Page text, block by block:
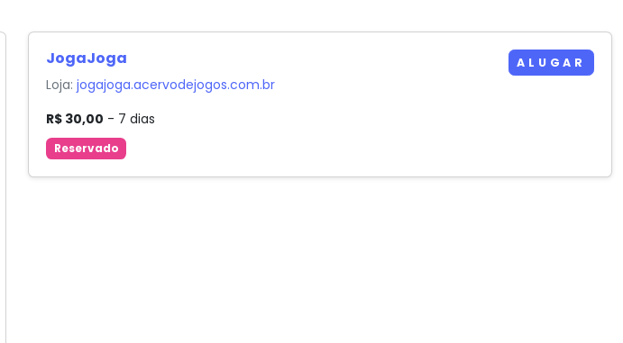
JogaJoga
Loja:jogajoga.acervodejogos.com.br
R$ 30,00 - 7 dias
Reservado
ALUGAR